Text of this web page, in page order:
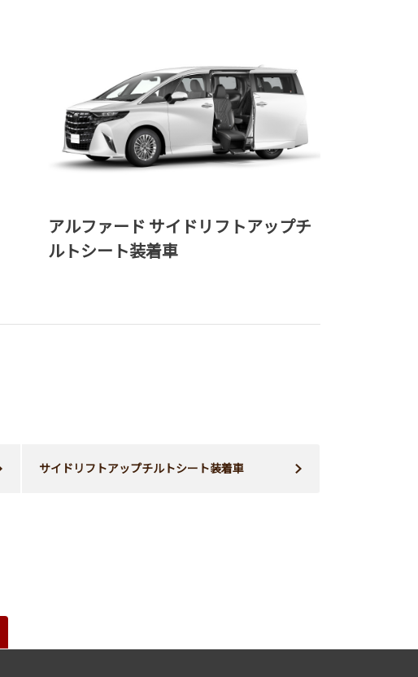
アルファード サイドリフトアップチ
ルトシート装着車
サイドリフトアップチルトシート装着車